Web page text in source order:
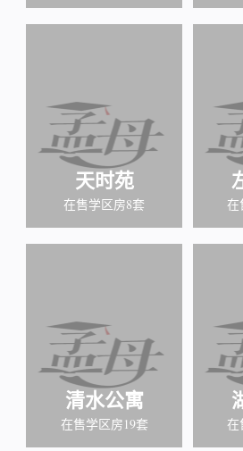
天时苑
在售学区房8套 在
清水公寓
在售学区房19套 在